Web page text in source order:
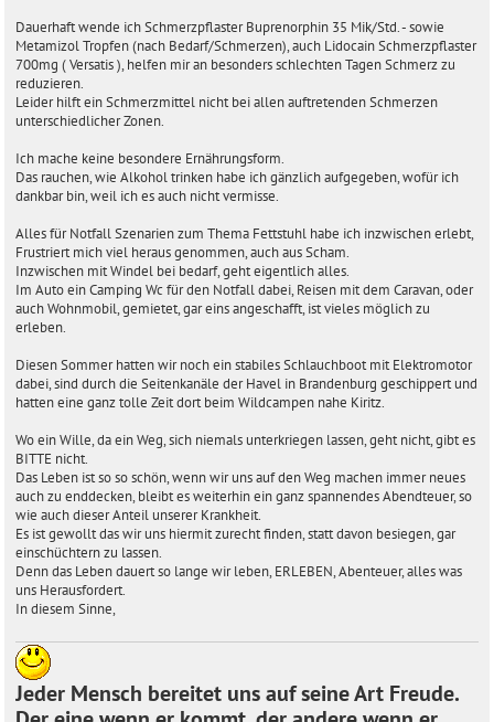
Dauerhaft wende ich Schmerzpflaster Buprenorphin 35 Mik/Std. - sowie
Metamizol Tropfen (nach Bedarf/Schmerzen), auch Lidocain Schmerzpflaster
700mg ( Versatis ), helfen mir an besonders schlechten Tagen Schmerz zu
reduzieren.
Leider hilft ein Schmerzmittel nicht bei allen auftretenden Schmerzen
unterschiedlicher Zonen.
Ich mache keine besondere Ernährungsform.
Das rauchen, wie Alkohol trinken habe ich gänzlich aufgegeben, wofür ich
dankbar bin, weil ich es auch nicht vermisse.
Alles für Notfall Szenarien zum Thema Fettstuhl habe ich inzwischen erlebt,
Frustriert mich viel heraus genommen, auch aus Scham.
Inzwischen mit Windel bei bedarf, geht eigentlich alles.
Im Auto ein Camping Wc für den Notfall dabei, Reisen mit dem Caravan, oder
auch Wohnmobil, gemietet, gar eins angeschafft, ist vieles möglich zu
erleben.
Diesen Sommer hatten wir noch ein stabiles Schlauchboot mit Elektromotor
dabei, sind durch die Seitenkanäle der Havel in Brandenburg geschippert und
hatten eine ganz tolle Zeit dort beim Wildcampen nahe Kiritz.
Wo ein Wille, da ein Weg, sich niemals unterkriegen lassen, geht nicht, gibt es
BITTE nicht.
Das Leben ist so so schön, wenn wir uns auf den Weg machen immer neues
auch zu enddecken, bleibt es weiterhin ein ganz spannendes Abendteuer, so
wie auch dieser Anteil unserer Krankheit.
Es ist gewollt das wir uns hiermit zurecht finden, statt davon besiegen, gar
einschüchtern zu lassen.
Denn das Leben dauert so lange wir leben, ERLEBEN, Abenteuer, alles was
uns Herausfordert.
In diesem Sinne,
Jeder Mensch bereitet uns auf seine Art Freude.